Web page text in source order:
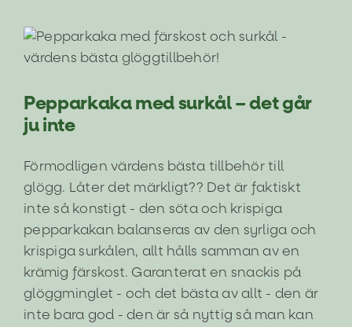
frågor
Pepparkaka med surkål – det går ju inte
Pepparkaka med surkål – det går
ju inte
Förmodligen värdens bästa tillbehör till
glögg. Låter det märkligt?? Det är faktiskt
inte så konstigt - den söta och krispiga
pepparkakan balanseras av den syrliga och
krispiga surkålen, allt hålls samman av en
krämig färskost. Garanterat en snackis på
glöggminglet - och det bästa av allt - den är
inte bara god - den är så nyttig så man kan